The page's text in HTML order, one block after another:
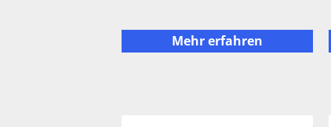
Mehr erfahren